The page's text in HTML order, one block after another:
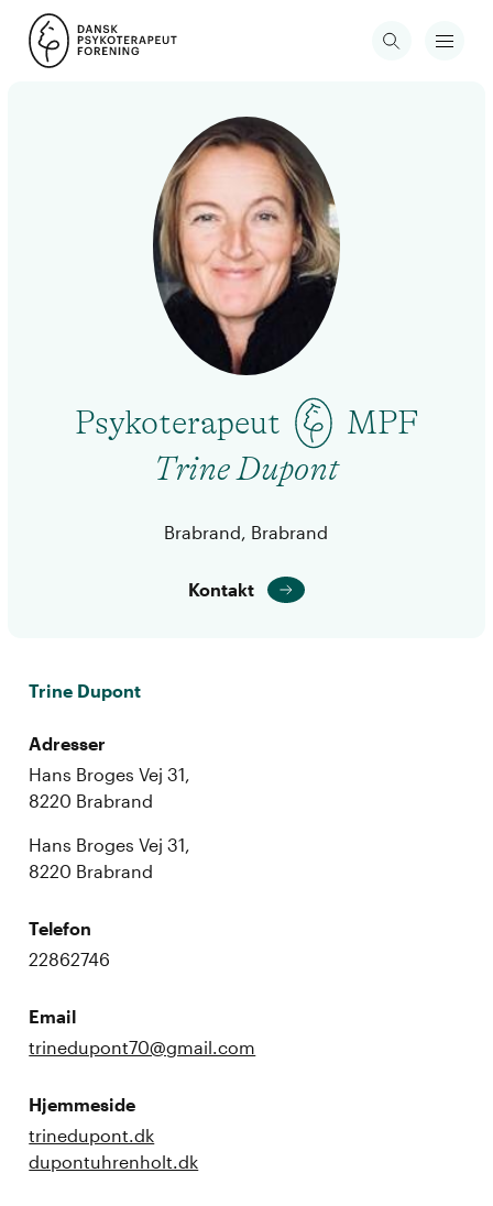
Psykoterapeut
MPF
Trine Dupont
Brabrand, Brabrand
Kontakt
Trine Dupont
Adresser
Hans Broges Vej 31,
8220 Brabrand
Hans Broges Vej 31,
8220 Brabrand
Telefon
22862746
Email
trinedupont70@gmail.com
Hjemmeside
trinedupont.dk
dupontuhrenholt.dk